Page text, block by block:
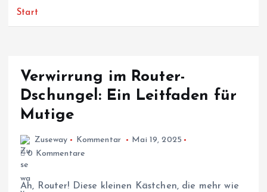
Start
Verwirrung im Router-
Dschungel: Ein Leitfaden für
Mutige
Zuseway Kommentar
Mai 19, 2025
0 Kommentare
Ah, Router! Diese kleinen Kästchen, die mehr wie